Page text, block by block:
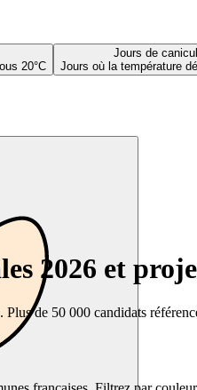
20°C
Jours de
Jours où la température
2026 et
de 50 000 candidats